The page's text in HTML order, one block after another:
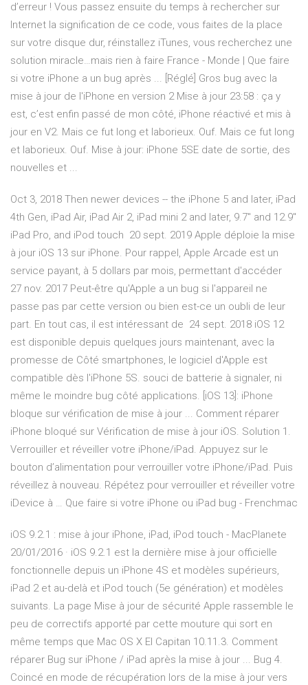
d’erreur ! Vous passez ensuite du temps à rechercher sur
Internet la signification de ce code, vous faites de la place
sur votre disque dur, réinstallez iTunes, vous recherchez une
solution miracle…mais rien à faire France - Monde | Que faire
si votre iPhone a un bug après ... [Réglé] Gros bug avec la
mise à jour de l'iPhone en version 2 Mise à jour 23:58 : ça y
est, c’est enfin passé de mon côté, iPhone réactivé et mis à
jour en V2. Mais ce fut long et laborieux. Ouf. Mais ce fut long
et laborieux. Ouf. Mise à jour: iPhone 5SE date de sortie, des
nouvelles et ...
Oct 3, 2018 Then newer devices -- the iPhone 5 and later, iPad
4th Gen, iPad Air, iPad Air 2, iPad mini 2 and later, 9.7" and 12.9"
iPad Pro, and iPod touch 20 sept. 2019 Apple déploie la mise
à jour iOS 13 sur iPhone. Pour rappel, Apple Arcade est un
service payant, à 5 dollars par mois, permettant d'accéder
27 nov. 2017 Peut-être qu'Apple a un bug si l'appareil ne
passe pas par cette version ou bien est-ce un oubli de leur
part. En tout cas, il est intéressant de 24 sept. 2018 iOS 12
est disponible depuis quelques jours maintenant, avec la
promesse de Côté smartphones, le logiciel d'Apple est
compatible dès l'iPhone 5S. souci de batterie à signaler, ni
même le moindre bug côté applications. [iOS 13]: iPhone
bloque sur vérification de mise à jour ... Comment réparer
iPhone bloqué sur Vérification de mise à jour iOS. Solution 1.
Verrouiller et réveiller votre iPhone/iPad. Appuyez sur le
bouton d’alimentation pour verrouiller votre iPhone/iPad. Puis
réveillez à nouveau. Répétez pour verrouiller et réveiller votre
iDevice à … Que faire si votre iPhone ou iPad bug - Frenchmac
iOS 9.2.1 : mise à jour iPhone, iPad, iPod touch - MacPlanete
20/01/2016 · iOS 9.2.1 est la dernière mise à jour officielle
fonctionnelle depuis un iPhone 4S et modèles supérieurs,
iPad 2 et au-delà et iPod touch (5e génération) et modèles
suivants. La page Mise à jour de sécurité Apple rassemble le
peu de correctifs apporté par cette mouture qui sort en
même temps que Mac OS X El Capitan 10.11.3. Comment
réparer Bug sur iPhone / iPad après la mise à jour ... Bug 4.
Coincé en mode de récupération lors de la mise à jour vers